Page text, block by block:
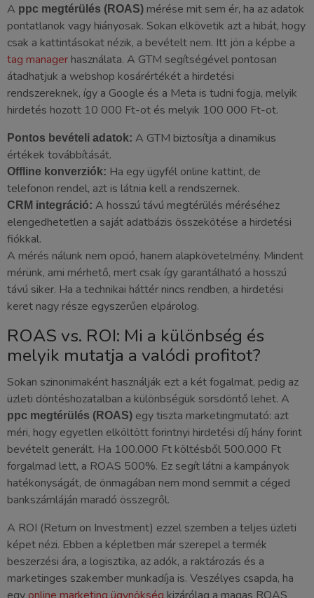
A ppc megtérülés (ROAS) mérése mit sem ér, ha az adatok
pontatlanok vagy hiányosak. Sokan elkövetik azt a hibát, hogy
csak a kattintásokat nézik, a bevételt nem. Itt jön a képbe a
tag manager használata. A GTM segítségével pontosan
átadhatjuk a webshop kosárértékét a hirdetési
rendszereknek, így a Google és a Meta is tudni fogja, melyik
hirdetés hozott 10 000 Ft-ot és melyik 100 000 Ft-ot.
Pontos bevételi adatok: A GTM biztosítja a dinamikus
értékek továbbítását.
Offline konverziók: Ha egy ügyfél online kattint, de
telefonon rendel, azt is látnia kell a rendszernek.
CRM integráció: A hosszú távú megtérülés méréséhez
elengedhetetlen a saját adatbázis összekötése a hirdetési
fiókkal.
A mérés nálunk nem opció, hanem alapkövetelmény. Mindent
mérünk, ami mérhető, mert csak így garantálható a hosszú
távú siker. Ha a technikai háttér nincs rendben, a hirdetési
keret nagy része egyszerűen elpárolog.
ROAS vs. ROI: Mi a különbség és
melyik mutatja a valódi profitot?
Sokan szinonimaként használják ezt a két fogalmat, pedig az
üzleti döntéshozatalban a különbségük sorsdöntő lehet. A
ppc megtérülés (ROAS) egy tiszta marketingmutató: azt
méri, hogy egyetlen elköltött forintnyi hirdetési díj hány forint
bevételt generált. Ha 100.000 Ft költésből 500.000 Ft
forgalmad lett, a ROAS 500%. Ez segít látni a kampányok
hatékonyságát, de önmagában nem mond semmit a céged
bankszámláján maradó összegről.
A ROI (Return on Investment) ezzel szemben a teljes üzleti
képet nézi. Ebben a képletben már szerepel a termék
beszerzési ára, a logisztika, az adók, a raktározás és a
marketinges szakember munkadíja is. Veszélyes csapda, ha